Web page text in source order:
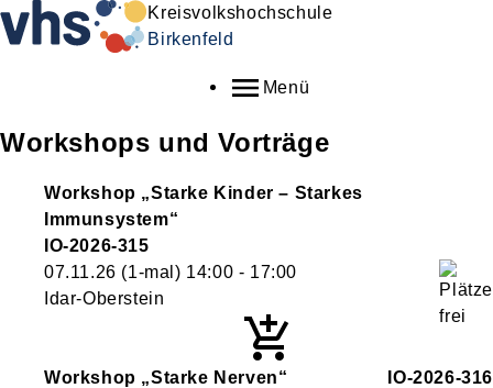
Kreisvolkshochschule
Birkenfeld
Menü
Workshops und Vorträge
Workshop „Starke Kinder – Starkes
Immunsystem“
IO-2026-315
07.11.26 (1-mal) 14:00 - 17:00
Idar-Oberstein
Workshop „Starke Nerven“
IO-2026-316